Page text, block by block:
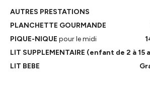
AUTRES PRESTATIONS
PLANCHETTE GOURMANDE
PIQUE-NIQUE pour le midi
LIT SUPPLEMENTAIRE (enfant de 2 à 15
LIT BEBE